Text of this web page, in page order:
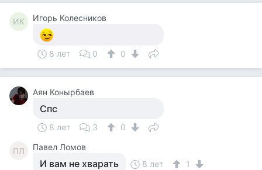
ИК Игорь Колесников
8 лет 0 0
Аян Конырбаев
Спс
8 лет 3 0
ПЛ Павел Ломов
И вам не хварать 8 лет 1